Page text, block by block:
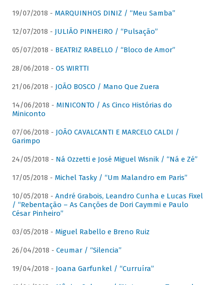
19/07/2018 - MARQUINHOS DINIZ / “Meu Samba”
12/07/2018 - JULIÃO PINHEIRO / “Pulsação”
05/07/2018 - BEATRIZ RABELLO / “Bloco de Amor”
28/06/2018 - OS WIRTTI
21/06/2018 - JOÃO BOSCO / Mano Que Zuera
14/06/2018 - MINICONTO / As Cinco Histórias do
Miniconto
07/06/2018 - JOÃO CAVALCANTI E MARCELO CALDI /
Garimpo
24/05/2018 - Ná Ozzetti e José Miguel Wisnik / “Ná e Zé”
17/05/2018 - Michel Tasky / “Um Malandro em Paris”
10/05/2018 - André Grabois, Leandro Cunha e Lucas Fixel
/ “Rebentação – As Canções de Dori Caymmi e Paulo
César Pinheiro”
03/05/2018 - Miguel Rabello e Breno Ruiz
26/04/2018 - Ceumar / “Silencia”
19/04/2018 - Joana Garfunkel / “Curruíra”